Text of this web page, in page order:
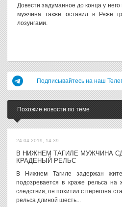
Довести задуманное до конца у
мужчина также оставил в Реже
лозунгами.
Подписывайтесь на наш
Похожие новости по теме
24.04.2019, 14:39
В НИЖНЕМ ТАГИЛЕ МУЖЧИНА
КРАДЕНЫЙ РЕЛЬС
В Нижнем Тагиле задержан
подозревается в краже рельса на
следствия, он похитил с перегона
рельса длиной шесть...